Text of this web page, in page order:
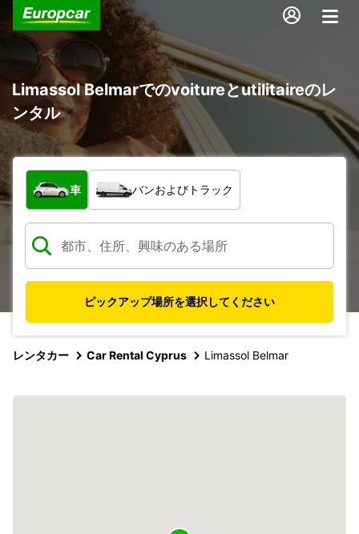
Limassol Belmarでのvoitureとutilitaireのレ
ンタル
車両の種類
車 バンおよびトラック
ピックアップ場所を選択してください
レンタカー Car Rental Cyprus Limassol Belmar